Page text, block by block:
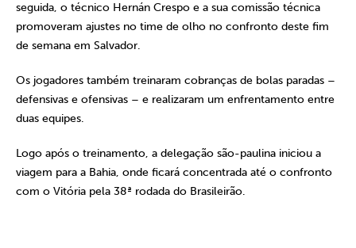
seguida, o técnico Hernán Crespo e a sua comissão técnica
promoveram ajustes no time de olho no confronto deste fim
de semana em Salvador.
Os jogadores também treinaram cobranças de bolas paradas –
defensivas e ofensivas – e realizaram um enfrentamento entre
duas equipes.
Logo após o treinamento, a delegação são-paulina iniciou a
viagem para a Bahia, onde ficará concentrada até o confronto
com o Vitória pela 38ª rodada do Brasileirão.